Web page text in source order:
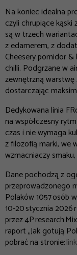
Na koniec idealna
czyli chrupiące kąski
są w trzech
z edamerem, z
Cheesery pomidor &
chilli. Podgrzane w
zewnętrzną warstwę
dostarczając
Dedykowana linia
na współczesny
czas i nie wymaga
z filozofią marki, we
wzmacniaczy
Dane pochodzą z
przeprowadzonego
Polaków 1057 osób
10-20 stycznia 2026
przez 4P research
raport „Jak gotują
pobrać na stronie:link